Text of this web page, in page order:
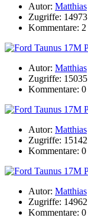
Autor: Matthias
Zugriffe: 14973
Kommentare: 2
Autor: Matthias
Zugriffe: 15035
Kommentare: 0
Autor: Matthias
Zugriffe: 15142
Kommentare: 0
Autor: Matthias
Zugriffe: 14962
Kommentare: 0